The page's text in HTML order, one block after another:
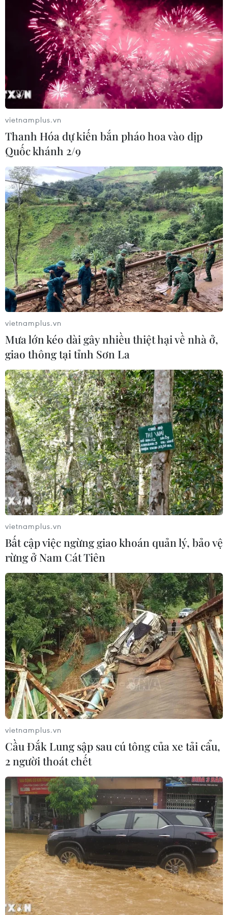
(Vietnam+)
#thị trường #VAMA #ôtô
#nửa đầu năm 2022
#hãng xe
#thiếu hụt #linh kiện
Theo dõi VietnamPlus
TIN LIÊN QUAN
Điểm danh những mẫu xe ôtô đang khan
hàng, 'đội giá' trên thị trường
20/05/2022 07:17
Nhiều mẫu xe ôtô trong tình trạng khan hiếm do thiếu
hụt linh kiện, nguồn cung. Bên cạnh đó, khách hàng
cũng phải chịu mua xe "bia kèm lạc," đợi mỏi mòn vẫn
chưa nhận được xe.
Hết giảm lệ phí trước bạ, nửa cuối năm
2022 thị trường ôtô sẽ ra sao?
16/06/2022 07:49
Trong bối cảnh hết hạn chính sách giảm 50% lệ phí
trước bạ cùng với 'cơn bão' thiếu hụt linh kiện đang diễn
ra, thị trường ôtô Việt trong nửa nằm còn lại của 2022 sẽ
phải đối mặt với nhiều thách thức.
vietnamplus.vn
Thanh Hóa dự kiến bắn pháo hoa vào dịp
Quốc khánh 2/9
vietnamplus.vn
Mưa lớn kéo dài gây nhiều thiệt hại về nhà ở,
giao thông tại tỉnh Sơn La
vietnamplus.vn
Bất cập việc ngừng giao khoán quản lý, bảo vệ
rừng ở Nam Cát Tiên
vietnamplus.vn
Cầu Đắk Lung sập sau cú tông của xe tải cẩu,
2 người thoát chết